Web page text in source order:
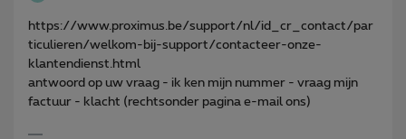
https://www.proximus.be/support/nl/id_cr_contact/par
ticulieren/welkom-bij-support/contacteer-onze-
klantendienst.html
antwoord op uw vraag - ik ken mijn nummer - vraag mijn
factuur - klacht (rechtsonder pagina e-mail ons)